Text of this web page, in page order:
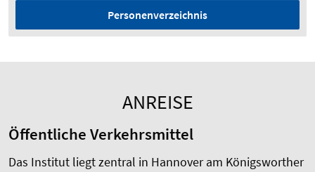
Personenverzeichnis
ANREISE
Öffentliche Verkehrsmittel
Das Institut liegt zentral in Hannover am Königsworther